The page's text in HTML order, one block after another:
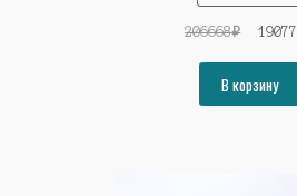
206668₽
В корзину